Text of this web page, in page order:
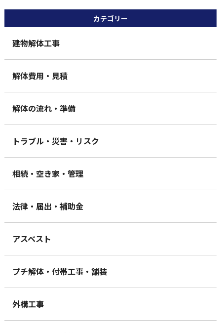
カテゴリー
建物解体工事
解体費用・見積
解体の流れ・準備
トラブル・災害・リスク
相続・空き家・管理
法律・届出・補助金
アスベスト
プチ解体・付帯工事・舗装
外構工事